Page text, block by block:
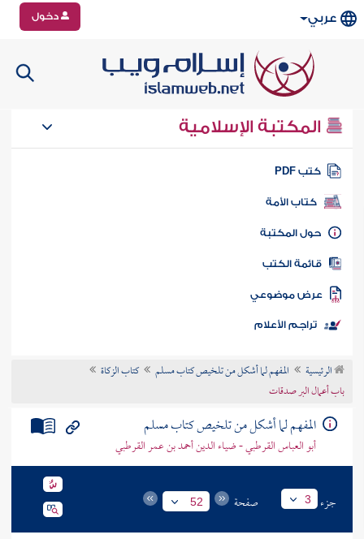
عربي دخول
المكتبة الإسلامية
كتب PDF
كتاب الأمة
المكتبة
الكتب
موضوعي
تراجم الأعلام
الرئيسية المفهم لما أشكل من تلخيص كتاب مسلم
كتاب الزكاة
باب أعمال البر صدقات
المفهم لما أشكل من تلخيص كتاب مسلم
أبو العباس القرطبي - ضياء الدين أحمد بن عمر القرطبي
جزء 3 صفحة 52